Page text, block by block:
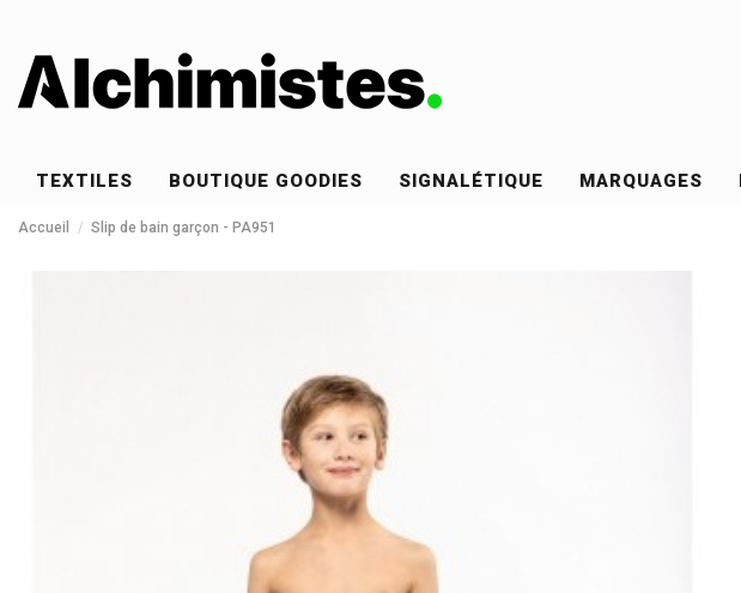
TEXTILES BOUTIQUE GOODIES SIGNALÉTIQUE MARQUAGES
Accueil Slip de bain garçon - PA951